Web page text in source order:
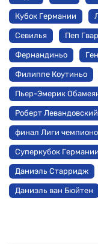
Кубок Германии
Севилья Пеп
Фернандиньо
Филиппе Коутиньо
Пьер-Эмерик
Роберт Левандовский
финал Лиги
Суперкубок Германии
Даниэль Старридж
Даниэль ван Бюйтен